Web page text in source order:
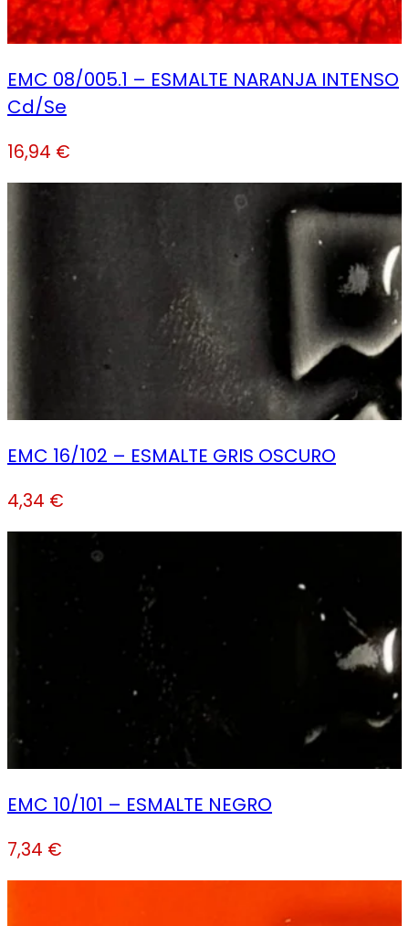
EMC 08/005.1 – ESMALTE NARANJA INTENSO
Cd/Se
16,94 €
EMC 16/102 – ESMALTE GRIS OSCURO
4,34 €
EMC 10/101 – ESMALTE NEGRO
7,34 €